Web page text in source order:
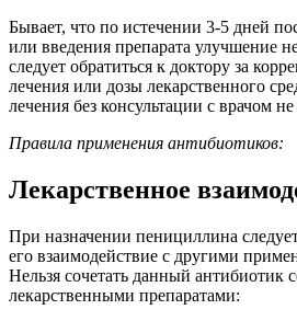
Бывает, что по истечении 3-5 дней
или введения препарата улучшение
следует обратиться к доктору за
лечения или дозы лекарственного
лечения без консультации с врачом
Правила применения антибиотиков:
Лекарственное
При назначении пенициллина
его взаимодействие с другими
Нельзя сочетать данный антибиотик
лекарственными препаратами: